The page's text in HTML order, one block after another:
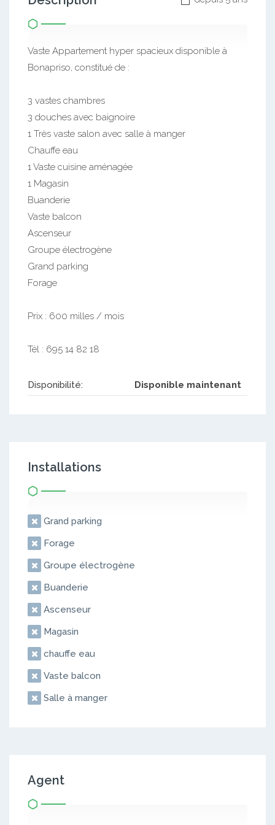
Vaste Appartement hyper spacieux disponible à
Bonapriso, constitué de :
3 vastes chambres
3 douches avec baignoire
1 Très vaste salon avec salle à manger
Chauffe eau
1 Vaste cuisine aménagée
1 Magasin
Buanderie
Vaste balcon
Ascenseur
Groupe électrogène
Grand parking
Forage
Prix : 600 milles / mois
Tél : 695 14 82 18
Disponibilité: Disponible maintenant
Installations
Grand parking
Forage
Groupe électrogène
Buanderie
Ascenseur
Magasin
chauffe eau
Vaste balcon
Salle à manger
Agent